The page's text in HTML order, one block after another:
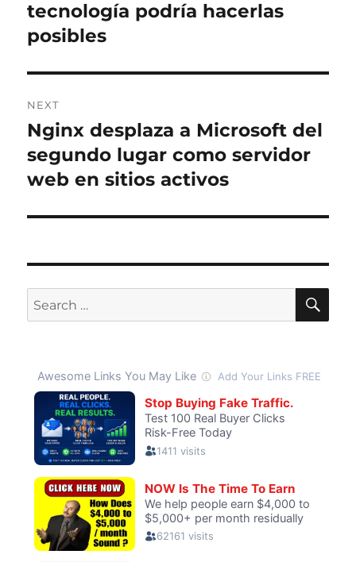
tecnología podría hacerlas
posibles
NEXT
Next
post:
Nginx desplaza a Microsoft del
segundo lugar como servidor
web en sitios activos
Search
for: